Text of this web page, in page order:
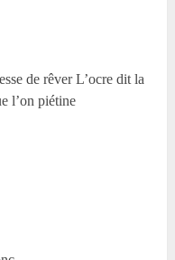
de rêver L’ocre dit la
l’on piétine